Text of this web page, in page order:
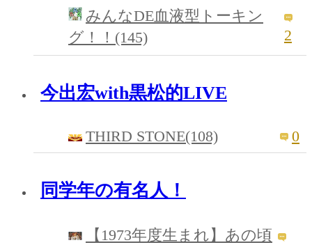
みんなDE血液型トーキン
グ！！(145)
2
今出宏with黒松的LIVE
THIRD STONE(108) 0
同学年の有名人！
【1973年度生まれ】あの頃